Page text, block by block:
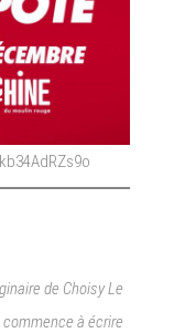
de Choisy Le
commence à écrire